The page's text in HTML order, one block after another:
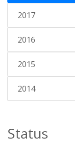
2017
2016
2015
2014
Status